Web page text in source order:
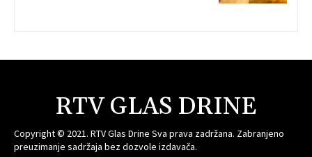
RTV GLAS DRINE
Copyright © 2021. RTV Glas Drine Sva prava zadržana. Zabranjeno
preuzimanje sadržaja bez dozvole izdavača.